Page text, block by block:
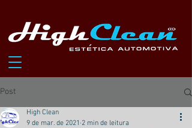
Post
High Clean
9 de mar. de 2021 2 min de leitura